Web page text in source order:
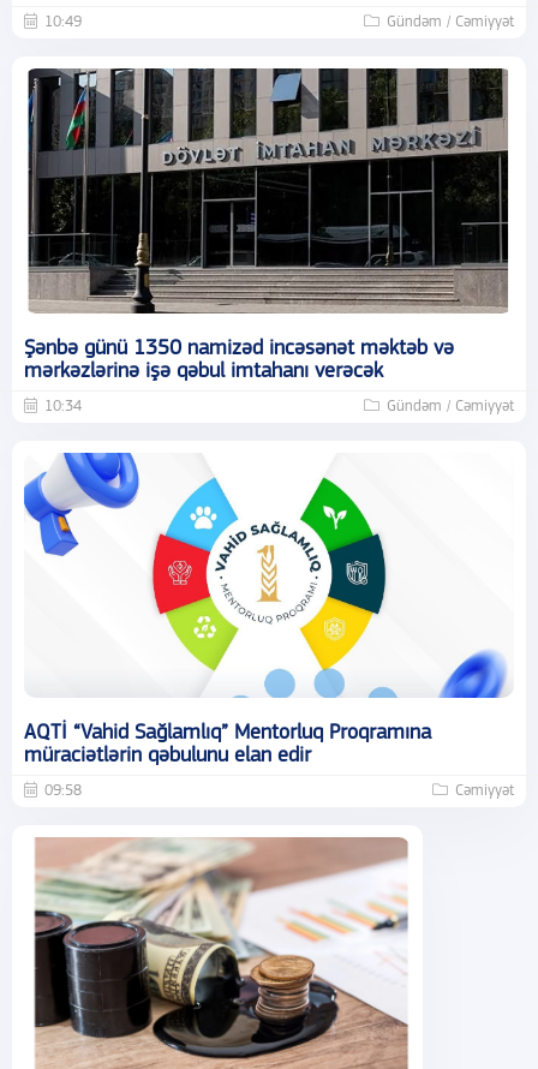
10:49 Gündəm / Cəmiyyət
Şənbə günü 1350 namizəd incəsənət məktəb və
mərkəzlərinə işə qəbul imtahanı verəcək
10:34 Gündəm / Cəmiyyət
AQTİ “Vahid Sağlamlıq” Mentorluq Proqramına
müraciətlərin qəbulunu elan edir
09:58 Cəmiyyət